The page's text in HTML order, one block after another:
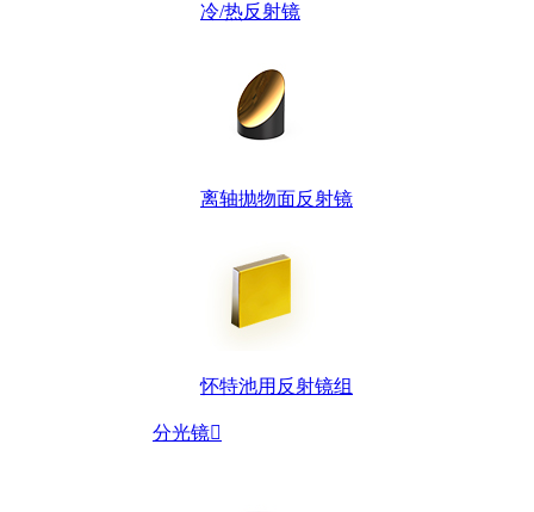
冷/热反射镜
离轴抛物面反射镜
怀特池用反射镜组
分光镜